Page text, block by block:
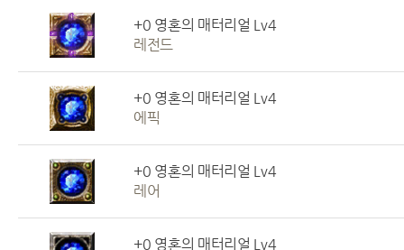
+0 영혼의 매터리얼 Lv4
레전드
+0 영혼의 매터리얼 Lv4
에픽
+0 영혼의 매터리얼 Lv4
레어
+0 영혼의 매터리얼 Lv4